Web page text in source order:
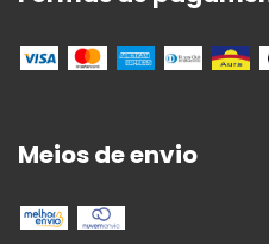
Meios de envio